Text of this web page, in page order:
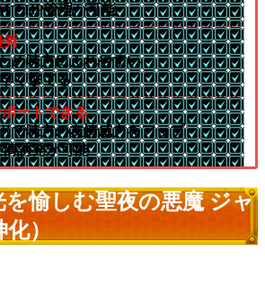
でHP管理が可能
秀
め味方にふれやすい
く撃てる
ートできる
で味方の友情威力をアップ
誘発が可能
愉しむ聖夜の悪魔 ジャ
化）